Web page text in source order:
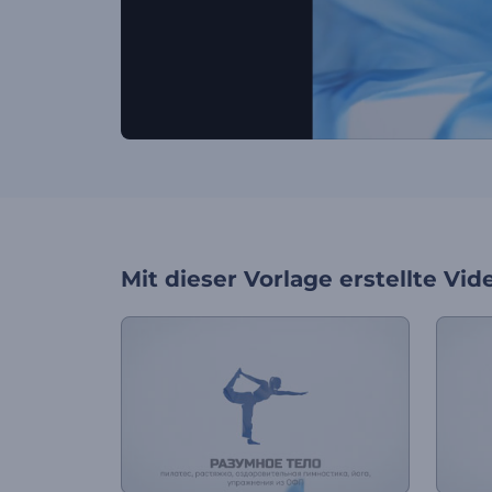
Mit dieser Vorlage erstellte